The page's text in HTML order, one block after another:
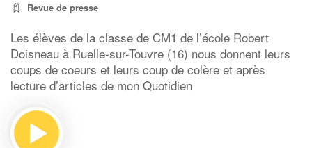
Revue de presse
Les élèves de la classe de CM1 de l’école Robert
Doisneau à Ruelle-sur-Touvre (16) nous donnent leurs
coups de coeurs et leurs coup de colère et après
lecture d’articles de mon Quotidien